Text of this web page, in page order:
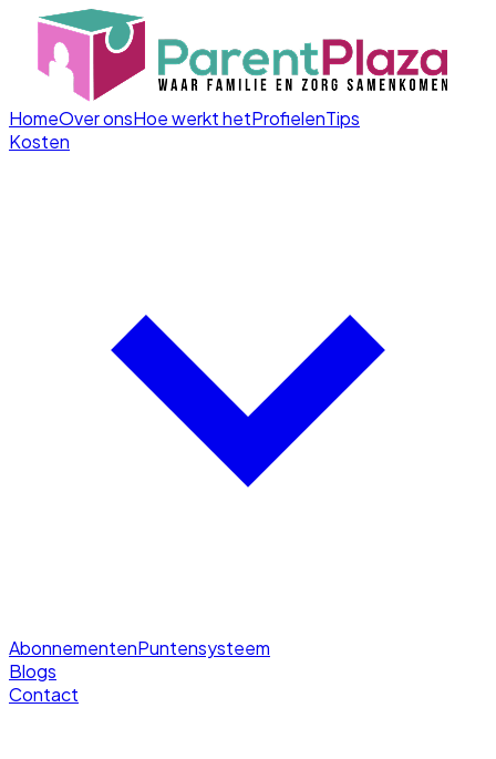
HomeOver onsHoe werkt hetProfielenTips
Kosten
AbonnementenPuntensysteem
Blogs
Contact